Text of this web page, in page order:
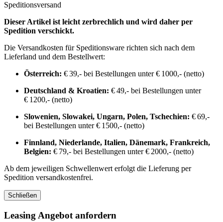
Speditionsversand
Dieser Artikel ist leicht zerbrechlich und wird daher per
Spedition verschickt.
Die Versandkosten für Speditionsware richten sich nach dem
Lieferland und dem Bestellwert:
Österreich: € 39,- bei Bestellungen unter € 1000,- (netto)
Deutschland & Kroatien: € 49,- bei Bestellungen unter
€ 1200,- (netto)
Slowenien, Slowakei, Ungarn, Polen, Tschechien: € 69,-
bei Bestellungen unter € 1500,- (netto)
Finnland, Niederlande, Italien, Dänemark, Frankreich,
Belgien: € 79,- bei Bestellungen unter € 2000,- (netto)
Ab dem jeweiligen Schwellenwert erfolgt die Lieferung per
Spedition versandkostenfrei.
Schließen
Leasing Angebot anfordern